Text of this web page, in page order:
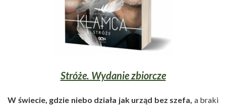
Stróże. Wydanie zbiorcze
W świecie, gdzie niebo działa jak urząd bez szefa, a braki